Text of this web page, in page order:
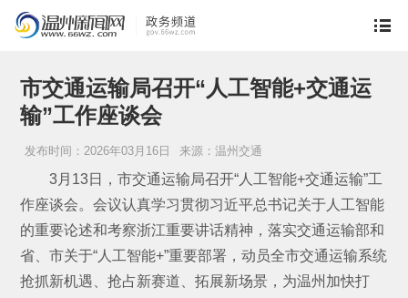
市交通运输局召开“人工智能+交通运
输”工作座谈会
发布时间：2026年03月16日 来源：温州交通
3月13日，市交通运输局召开“人工智能+交通运输”工
作座谈会。会议认真学习贯彻习近平总书记关于人工智能
的重要论述和考察浙江重要讲话精神，落实交通运输部和
省、市关于“人工智能+”重要部署，动员全市交通运输系统
抢抓新机遇、抢占新赛道、拓展新场景，为温州加快打